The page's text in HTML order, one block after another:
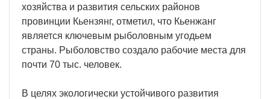
хозяйства и развития сельских районов
провинции Кьензянг, отметил, что Кьенжанг
является ключевым рыболовным угодьем
страны. Рыболовство создало рабочие места для
почти 70 тыс. человек.
В целях экологически устойчивого развития